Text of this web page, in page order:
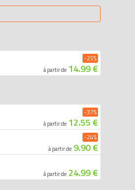
à partir de 14.99 €
-25%
à partir de 12.55 €
-37%
à partir de 9.90 €
-24%
à partir de 24.99 €